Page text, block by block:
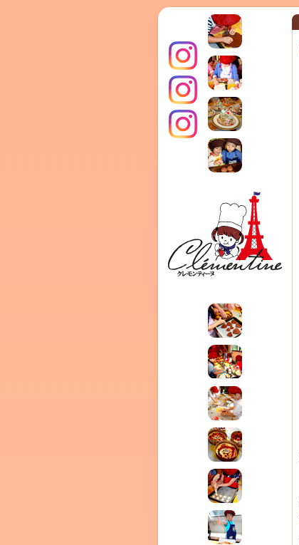
クレモンティーヌ – 新百合ヶ丘の料理教
インス
タグラ